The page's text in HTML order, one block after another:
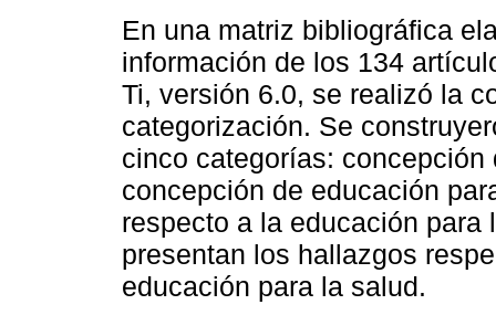
En una matriz bibliográfica
información de los 134
Ti, versión 6.0, se realizó la
categorización. Se
cinco categorías:
concepción de educación
respecto a la educación
presentan los hallazgos
educación para la salud.